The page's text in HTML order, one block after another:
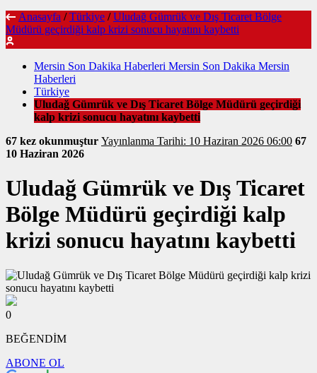
Anasayfa / Türkiye / Uludağ Gümrük ve Dış Ticaret Bölge
Müdürü geçirdiği kalp krizi sonucu hayatını kaybetti
Mersin Son Dakika Haberleri Mersin Son Dakika Mersin
Haberleri
Türkiye
Uludağ Gümrük ve Dış Ticaret Bölge Müdürü geçirdiği
kalp krizi sonucu hayatını kaybetti
67 kez okunmuştur
Yayınlanma Tarihi: 10 Haziran 2026 06:00 67
10 Haziran 2026
Uludağ Gümrük ve Dış Ticaret
Bölge Müdürü geçirdiği kalp
krizi sonucu hayatını kaybetti
0
BEĞENDİM
ABONE OL